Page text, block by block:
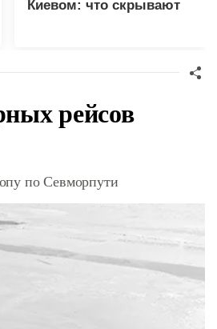
Киевом: что скрывают
рейсов
по Севморпути